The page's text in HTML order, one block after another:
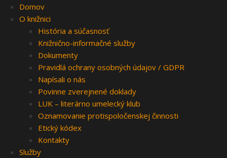
Domov
O knižnici
História a súčasnosť
Knižnično-informačné služby
Dokumenty
Pravidlá ochrany osobných údajov / GDPR
Napísali o nás
Povinne zverejnené doklady
LUK – literárno umelecký klub
Oznamovanie protispoločenskej činnosti
Etický kódex
Kontakty
Služby